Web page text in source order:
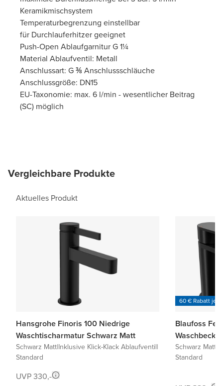
Keramikmischsystem
Temperaturbegrenzung einstellbar
für Durchlauferhitzer geeignet
Push-Open Ablaufgarnitur G 1¼
Material Ablaufventil: Metall
Anschlussart: G ⅜ Anschlussschläuche
Anschlussgröße: DN15
EU-Taxonomie: max. 6 l/min - wesentlicher Beitrag
(SC) möglich
Vergleichbare Produkte
Aktuelles Produkt
Hansgrohe Finoris 100 Niedrige
Waschtischarmatur Schwarz Matt
Schwarz Matt|Inklusive Klick-Klack Ablaufventil|
Standard
UVP 330,-
60 € Rabatt je
Blaufoss
Schwarz Matt
Standard